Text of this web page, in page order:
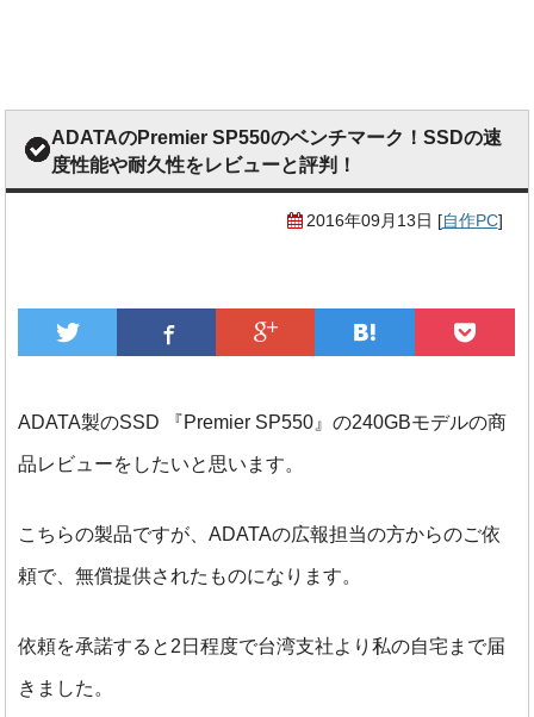
ADATAのPremier SP550のベンチマーク！SSDの速
度性能や耐久性をレビューと評判！
2016年09月13日 [自作PC]
ADATA製のSSD 『Premier SP550』の240GBモデルの商
品レビューをしたいと思います。
こちらの製品ですが、ADATAの広報担当の方からのご依
頼で、無償提供されたものになります。
依頼を承諾すると2日程度で台湾支社より私の自宅まで届
きました。